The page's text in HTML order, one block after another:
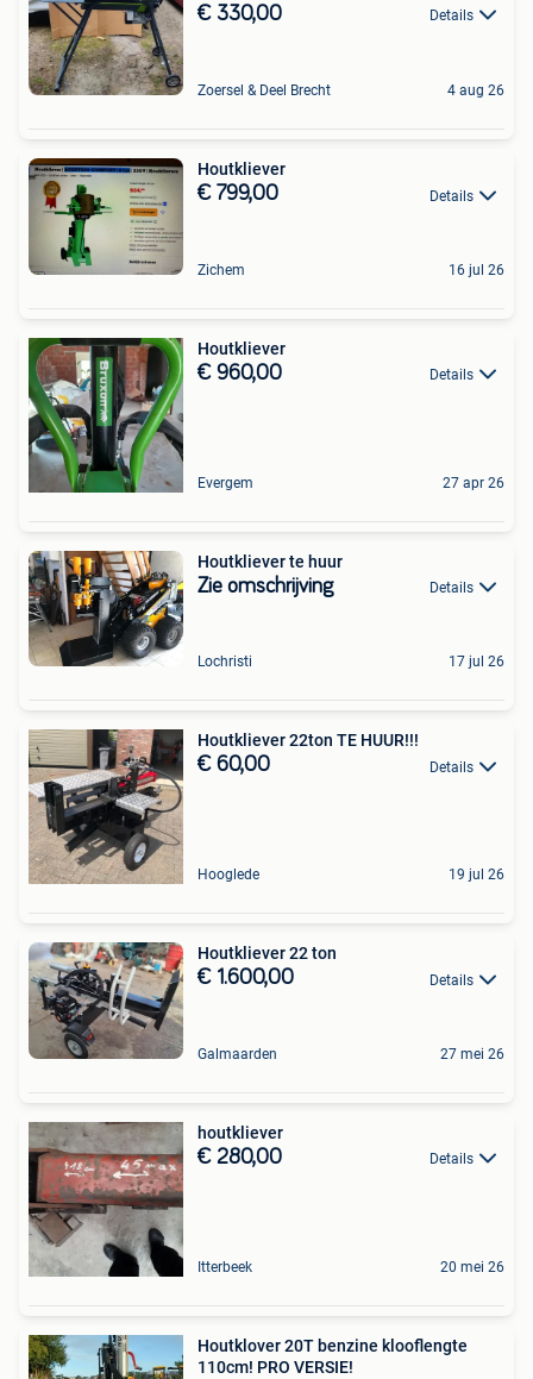
€ 330,00 Details
Zoersel & Deel Brecht 4 aug 26
Houtkliever
€ 799,00 Details
Zichem 16 jul 26
Houtkliever
€ 960,00 Details
Evergem 27 apr 26
Houtkliever te huur
Zie omschrijving Details
Lochristi 17 jul 26
Houtkliever 22ton TE HUUR!!!
€ 60,00 Details
Hooglede 19 jul 26
Houtkliever 22 ton
€ 1.600,00 Details
Galmaarden 27 mei 26
houtkliever
€ 280,00 Details
Itterbeek 20 mei 26
Houtklover 20T benzine klooflengte
110cm! PRO VERSIE!